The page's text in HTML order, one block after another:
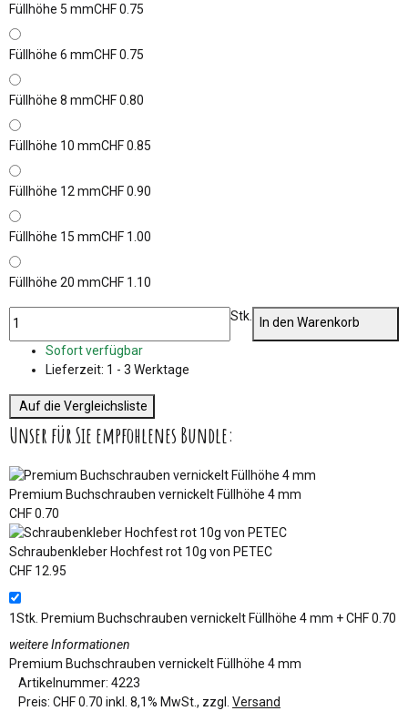
Füllhöhe 5 mmCHF 0.75
Füllhöhe 6 mmCHF 0.75
Füllhöhe 8 mmCHF 0.80
Füllhöhe 10 mmCHF 0.85
Füllhöhe 12 mmCHF 0.90
Füllhöhe 15 mmCHF 1.00
Füllhöhe 20 mmCHF 1.10
Stk.
In den Warenkorb
Sofort verfügbar
Lieferzeit: 1 - 3 Werktage
Auf die Vergleichsliste
Unser für Sie empfohlenes Bundle:
Premium Buchschrauben vernickelt Füllhöhe 4 mm
CHF 0.70
Schraubenkleber Hochfest rot 10g von PETEC
CHF 12.95
1Stk. Premium Buchschrauben vernickelt Füllhöhe 4 mm + CHF 0.70
weitere Informationen
Premium Buchschrauben vernickelt Füllhöhe 4 mm
Artikelnummer: 4223
Preis: CHF 0.70 inkl. 8,1% MwSt., zzgl. Versand